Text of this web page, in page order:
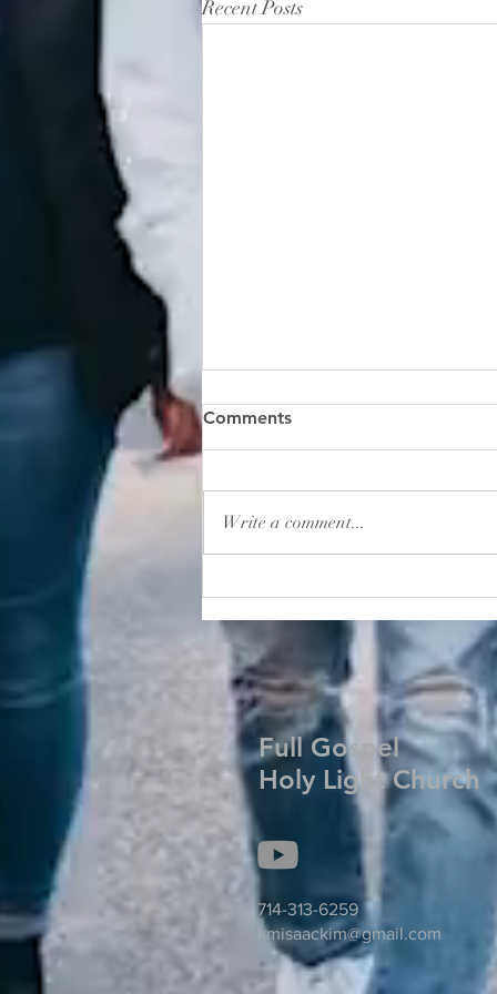
Recent Posts
Comments
Write a comment...
Full Gospel
Holy Light Church
714-313-6259
kmisaackim@gmail.com